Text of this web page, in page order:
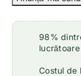
98%
lucrătoare
Costul de